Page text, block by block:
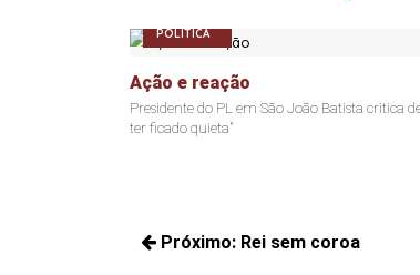
POLÍTICA
Ação e reação
Presidente do PL em São João Batista critica
ter ficado quieta"
Navegação
Próximo: Rei sem coroa